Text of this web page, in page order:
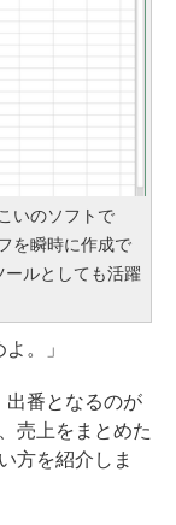
いのソフトで
を瞬時に作成で
ルとしても活躍
。」
番となるのが
売上をまとめた
方を紹介しま